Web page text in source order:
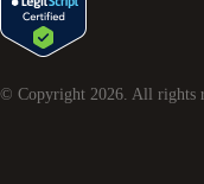
© Copyright 2026. All rights